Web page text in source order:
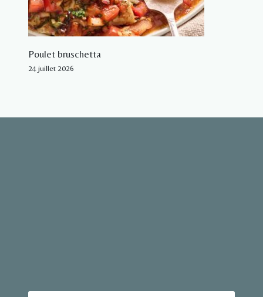
Poulet bruschetta
24 juillet 2026